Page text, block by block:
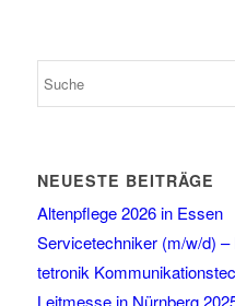
NEUESTE BEITRÄGE
Altenpflege 2026 in Essen
Servicetechniker (m/w/d)
tetronik
Leitmesse in Nürnberg